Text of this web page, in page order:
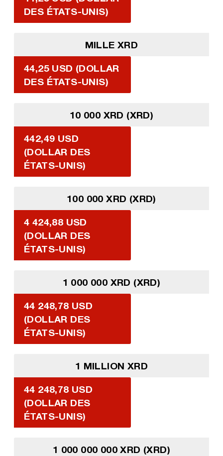
DES ÉTATS-UNIS)
MILLE XRD
44,25 USD (DOLLAR
DES ÉTATS-UNIS)
10 000 XRD (XRD)
442,49 USD
(DOLLAR DES
ÉTATS-UNIS)
100 000 XRD (XRD)
4 424,88 USD
(DOLLAR DES
ÉTATS-UNIS)
1 000 000 XRD (XRD)
44 248,78 USD
(DOLLAR DES
ÉTATS-UNIS)
1 MILLION XRD
44 248,78 USD
(DOLLAR DES
ÉTATS-UNIS)
1 000 000 000 XRD (XRD)